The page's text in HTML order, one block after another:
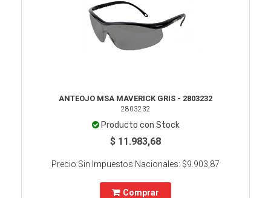
ANTEOJO MSA MAVERICK GRIS - 2803232
2803232
Producto con Stock
$ 11.983,68
Precio Sin Impuestos Nacionales: $9.903,87
Comprar